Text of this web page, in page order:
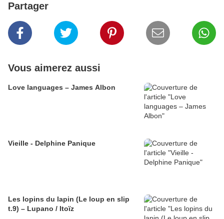
Partager
Vous aimerez aussi
Love languages – James Albon
Vieille - Delphine Panique
Les lopins du lapin (Le loup en slip
t.9) – Lupano / Itoïz